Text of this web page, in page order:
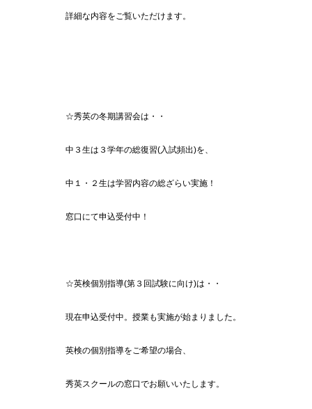
詳細な内容をご覧いただけます。
☆秀英の冬期講習会は・・
中３生は３学年の総復習(入試頻出)を、
中１・２生は学習内容の総ざらい実施！
窓口にて申込受付中！
☆英検個別指導(第３回試験に向け)は・・
現在申込受付中。授業も実施が始まりました。
英検の個別指導をご希望の場合、
秀英スクールの窓口でお願いいたします。